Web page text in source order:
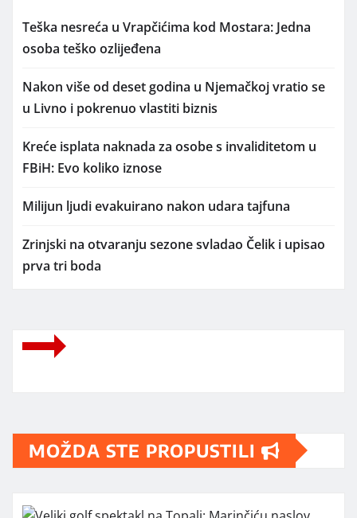
Teška nesreća u Vrapčićima kod Mostara: Jedna
osoba teško ozlijeđena
Nakon više od deset godina u Njemačkoj vratio se
u Livno i pokrenuo vlastiti biznis
Kreće isplata naknada za osobe s invaliditetom u
FBiH: Evo koliko iznose
Milijun ljudi evakuirano nakon udara tajfuna
Zrinjski na otvaranju sezone svladao Čelik i upisao
prva tri boda
MOŽDA STE PROPUSTILI